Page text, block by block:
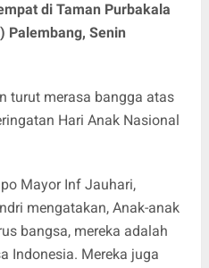
di Taman Purbakala
Palembang, Senin
turut merasa bangga atas
Hari Anak Nasional
Mayor Inf Jauhari,
mengatakan, Anak-anak
bangsa, mereka adalah
Indonesia. Mereka juga